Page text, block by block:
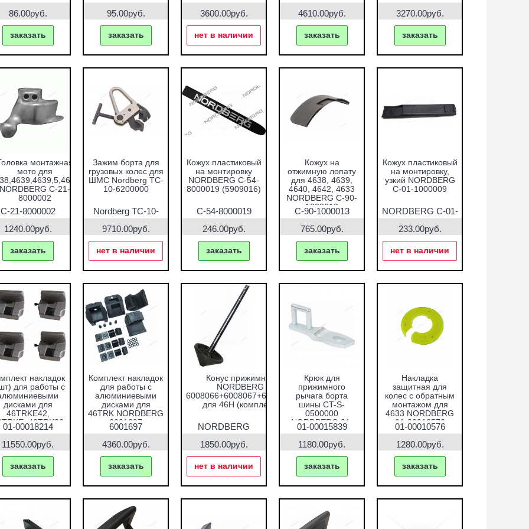
86.00руб.
заказать
95.00руб.
заказать
3600.00руб.
нет в наличии
0120000
4610.00руб.
заказать
0120002
3270.00руб.
заказать
монтажная
мото для
NORDBERG C-21-
8000002
C-21-8000002
1240.00руб.
заказать
Зажим борта для
грузовых колес для
ШМС Nordberg TC-
10-6200000
Nordberg TC-10-
6200000
9710.00руб.
нет в наличии
Кожух пластиковый
на монтировку
NORDBERG C-54-
8000019 (5909016)
C-54-8000019
246.00руб.
заказать
Кожух на
отжимную лопату
для 4638, 4639,
4640, 4642, 4633
NORDBERG C-90-
1000013
C-90-1000013
765.00руб.
заказать
Кожух пластиковый
на монтировку,
узкий NORDBERG
C-01-1000009
NORDBERG C-01-
1000009
233.00руб.
нет в наличии
накладок
для работы с
дисками для
46TRKE42,
46TRK26
01-
00018214
01-00018214
11550.00руб.
заказать
Комплект накладок
для работы с
алюминиевыми
дисками для
46TRK NORDBERG
6001697
6001697
4360.00руб.
заказать
Конус прижимной
NORDBERG
6008066+6008067+6008068
для 46H (комплект)
NORDBERG
6008066
1850.00руб.
нет в наличии
Крюк для
прижимного
рычага борта
шины CT-S-
0500000
NORDBERG 01-
00015839
01-00015839
1180.00руб.
заказать
Накладка
защитная для
колес с обратным
монтажом для
4633 NORDBERG
01-00010576
01-00010576
1280.00руб.
заказать